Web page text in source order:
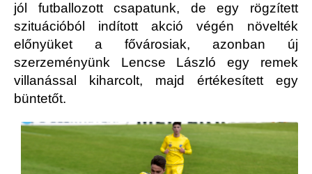
jól futballozott csapatunk, de egy rögzített
szituációból indított akció végén növelték
előnyüket a fővárosiak, azonban új
szerzeményünk Lencse László egy remek
villanással kiharcolt, majd értékesített egy
büntetőt.